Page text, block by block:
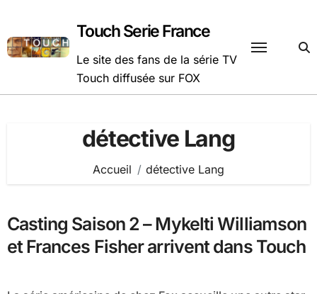
contenu
Touch Serie France
Le site des fans de la série TV
Touch diffusée sur FOX
détective Lang
Accueil détective Lang
Casting Saison 2 – Mykelti Williamson
et Frances Fisher arrivent dans Touch